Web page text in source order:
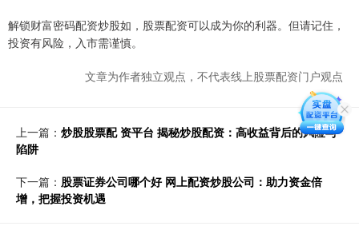
解锁财富密码配资炒股如，股票配资可以成为你的利器。但请记住，
投资有风险，入市需谨慎。
文章为作者独立观点，不代表线上股票配资门户观点
上一篇： 炒股股票配 资平台 揭秘炒股配资：高收益背后的风险与
陷阱
下一篇： 股票证券公司哪个好 网上配资炒股公司：助力资金倍
增，把握投资机遇